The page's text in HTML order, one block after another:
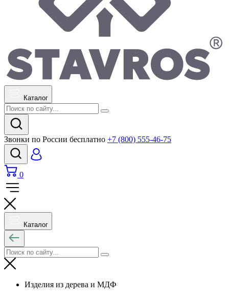
Каталог
Звонки по России бесплатно +7 (800) 555-46-75
0
Каталог
Изделия из дерева и МДФ